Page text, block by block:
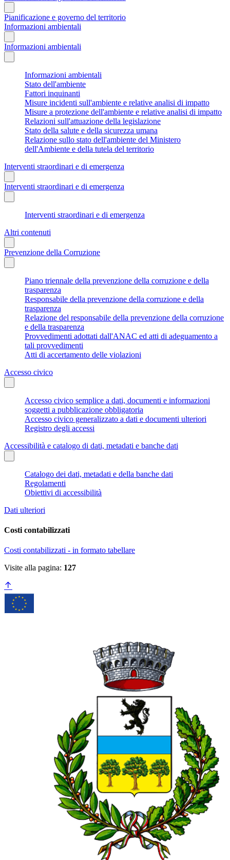
Pianificazione e governo del territorio
Informazioni ambientali
Informazioni ambientali
Informazioni ambientali
Stato dell'ambiente
Fattori inquinanti
Misure incidenti sull'ambiente e relative analisi di impatto
Misure a protezione dell'ambiente e relative analisi di impatto
Relazioni sull'attuazione della legislazione
Stato della salute e della sicurezza umana
Relazione sullo stato dell'ambiente del Ministero
dell'Ambiente e della tutela del territorio
Interventi straordinari e di emergenza
Interventi straordinari e di emergenza
Interventi straordinari e di emergenza
Altri contenuti
Prevenzione della Corruzione
Piano triennale della prevenzione della corruzione e della
trasparenza
Responsabile della prevenzione della corruzione e della
trasparenza
Relazione del responsabile della prevenzione della corruzione
e della trasparenza
Provvedimenti adottati dall'ANAC ed atti di adeguamento a
tali provvedimenti
Atti di accertamento delle violazioni
Accesso civico
Accesso civico semplice a dati, documenti e informazioni
soggetti a pubblicazione obbligatoria
Accesso civico generalizzato a dati e documenti ulteriori
Registro degli accessi
Accessibilità e catalogo di dati, metadati e banche dati
Catalogo dei dati, metadati e della banche dati
Regolamenti
Obiettivi di accessibilità
Dati ulteriori
Costi contabilizzati
Costi contabilizzati - in formato tabellare
Visite alla pagina: 127